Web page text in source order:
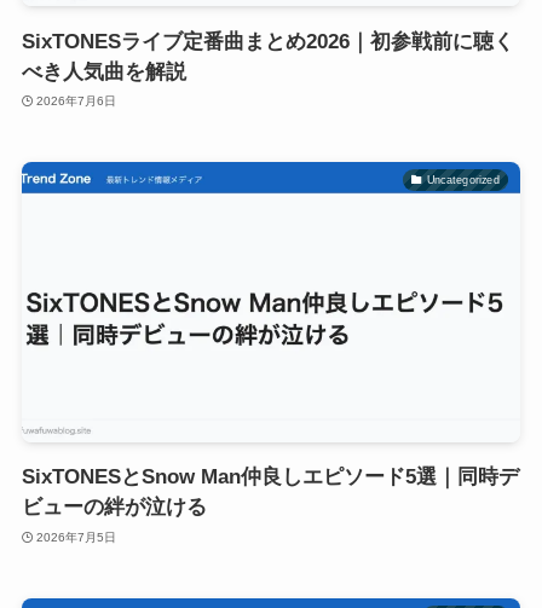
SixTONESライブ定番曲まとめ2026｜初参戦前に聴く
べき人気曲を解説
2026年7月6日
Uncategorized
SixTONESとSnow Man仲良しエピソード5選｜同時デ
ビューの絆が泣ける
2026年7月5日